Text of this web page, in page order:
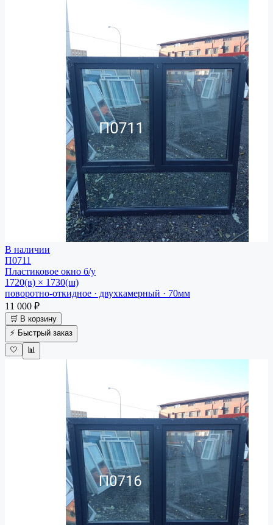
В наличии
П0711
Пластиковое окно б/у
1720(в) × 1730(ш)
поворотно-откидное · двухкамерный · 70мм
11 000 ₽
🛒 В корзину
⚡ Быстрый заказ
🤍
📊